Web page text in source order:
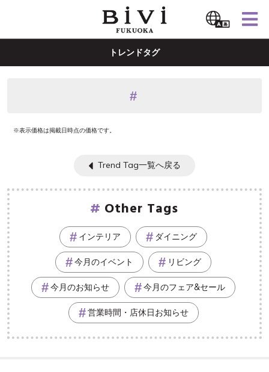
トレンドタグ
※表示価格は掲載日時点の価格です。
Trend Tag一覧へ戻る
Other Tags
インテリア ダイニング
今月のイベント リビング
今月のお知らせ 今月のフェア&セール
営業時間・店休日お知らせ